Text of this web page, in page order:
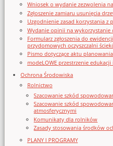
Wniosek o wydanie zezwolenia
Zgłoszenie zamiaru usunięcia
Uzgodnienie zasad korzystania z
Wydanie opinii na wykorzystanie
Formularz zgłoszenia do
przydomowych oczyszczalni
Pismo dotyczące aktu
modeLOWE przestrzenie
Ochrona Środowiska
Rolnictwo
Szacowanie szkód
Szacowanie szkód
atmosferycznymi
Komunikaty dla rolników
Zasady stosowania środków
PLANY I PROGRAMY